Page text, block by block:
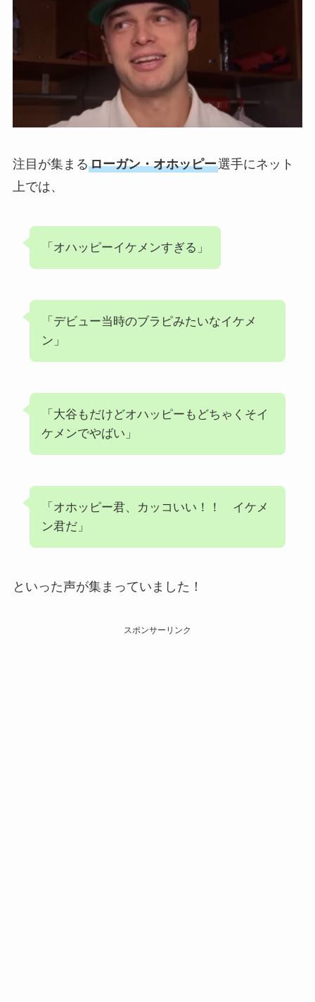
注目が集まるローガン・オホッピー選手にネット
上では、
「オハッピーイケメンすぎる」
「デビュー当時のブラピみたいなイケメ
ン」
「大谷もだけどオハッピーもどちゃくそイ
ケメンでやばい」
「オホッピー君、カッコいい！！ イケメ
ン君だ」
といった声が集まっていました！
スポンサーリンク